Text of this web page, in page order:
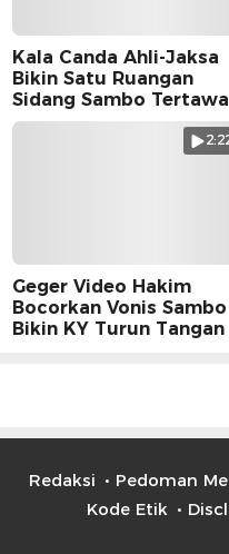
Kala Canda Ahli-Jaksa
Bikin Satu Ruangan
Sidang Sambo Tertawa
Geger Video Hakim
Bocorkan Vonis Sambo
Bikin KY Turun Tangan
Redaksi Pedoman
Kode Etik